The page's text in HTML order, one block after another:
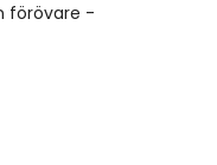
förövare -